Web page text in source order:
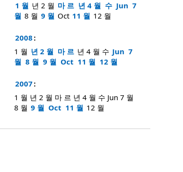
1 월 년 2 월 마 르 년 4 월 수 Jun 7
월 8 월 9 월 Oct 11 월 12 월
2008 :
1 월 년 2 월 마 르 년 4 월 수 Jun 7
월 8 월 9 월 Oct 11 월 12 월
2007 :
1 월 년 2 월 마 르 년 4 월 수 Jun 7 월
8 월 9 월 Oct 11 월 12 월